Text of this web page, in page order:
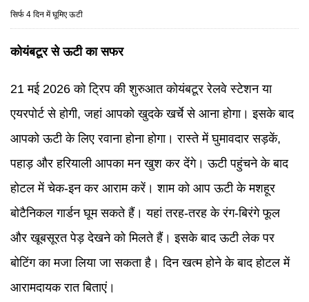
सिर्फ 4 दिन में घूमिए ऊटी
कोयंबटूर से ऊटी का सफर
21 मई 2026 को ट्रिप की शुरुआत कोयंबटूर रेलवे स्टेशन या
एयरपोर्ट से होगी, जहां आपको खुदके खर्चे से आना होगा। इसके बाद
आपको ऊटी के लिए रवाना होना होगा। रास्ते में घुमावदार सड़कें,
पहाड़ और हरियाली आपका मन खुश कर देंगे। ऊटी पहुंचने के बाद
होटल में चेक-इन कर आराम करें। शाम को आप ऊटी के मशहूर
बोटैनिकल गार्डन घूम सकते हैं। यहां तरह-तरह के रंग-बिरंगे फूल
और खूबसूरत पेड़ देखने को मिलते हैं। इसके बाद ऊटी लेक पर
बोटिंग का मजा लिया जा सकता है। दिन खत्म होने के बाद होटल में
आरामदायक रात बिताएं।